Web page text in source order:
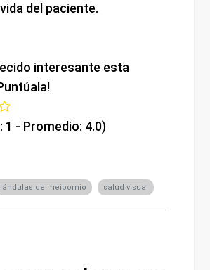
del paciente.
interesante esta
1 - Promedio: 4.0)
de meibomio salud visual